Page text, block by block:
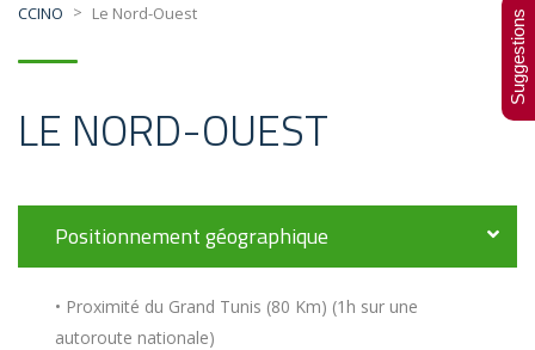
CCINO > Le Nord-Ouest
LE NORD-OUEST
Positionnement géographique
• Proximité du Grand Tunis (80 Km) (1h sur une
autoroute nationale)
Suggestions